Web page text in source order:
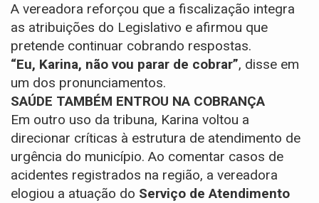
A vereadora reforçou que a fiscalização integra
as atribuições do Legislativo e afirmou que
pretende continuar cobrando respostas.
“Eu, Karina, não vou parar de cobrar”, disse em
um dos pronunciamentos.
SAÚDE TAMBÉM ENTROU NA COBRANÇA
Em outro uso da tribuna, Karina voltou a
direcionar críticas à estrutura de atendimento de
urgência do município. Ao comentar casos de
acidentes registrados na região, a vereadora
elogiou a atuação do Serviço de Atendimento